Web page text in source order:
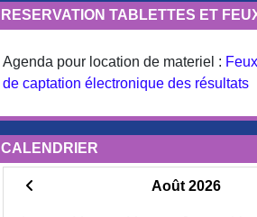
RESERVATION TABLETTES ET
Agenda pour location de materiel :
de captation électronique des résultats
CALENDRIER
Août 2026